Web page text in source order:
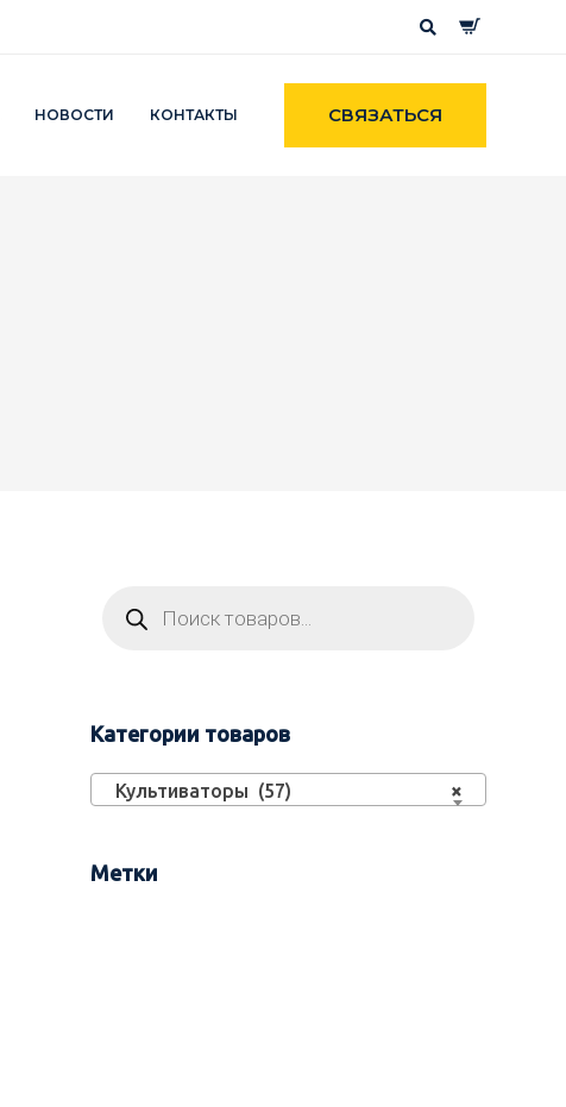
НОВОСТИ КОНТАКТЫ СВЯЗАТЬСЯ
Категории товаров
×
Культиваторы (57)
Метки